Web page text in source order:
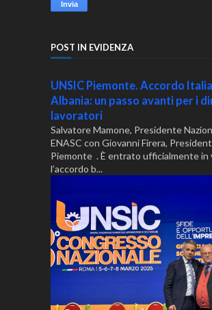
POST IN EVIDENZA
UNSIC Piemonte. Accordo
Albania: un passo avanti per i
lavoratori
Salvatore Mamone, Presidente
ENASC con Giovanni Firera,
Piemonte . È entrato ufficialmente in
l’accordo b...